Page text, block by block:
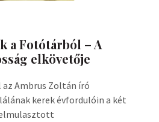
a Fotótárból – A
elkövetője
az Ambrus Zoltán író
kerek évfordulóin a két